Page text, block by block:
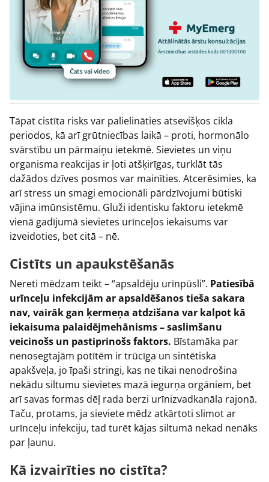
Tāpat cistīta risks var palielināties atsevišķos cikla
periodos, kā arī grūtniecības laikā – proti, hormonālo
svārstību un pārmaiņu ietekmē. Sievietes un viņu
organisma reakcijas ir ļoti atšķirīgas, turklāt tās
dažādos dzīves posmos var mainīties. Atcerēsimies, ka
arī stress un smagi emocionāli pārdzīvojumi būtiski
vājina imūnsistēmu. Gluži identisku faktoru ietekmē
vienā gadījumā sievietes urīnceļos iekaisums var
izveidoties, bet citā – nē.
Cistīts un apaukstēšanās
Nereti mēdzam teikt – “apsaldēju urīnpūsli”. Patiesībā
urīnceļu infekcijām ar apsaldēšanos tieša sakara
nav, vairāk gan ķermeņa atdzišana var kalpot kā
iekaisuma palaidējmehānisms – saslimšanu
veicinošs un pastiprinošs faktors. Bīstamāka par
nenosegtajām potītēm ir trūcīga un sintētiska
apakšveļa, jo īpaši stringi, kas ne tikai nenodrošina
nekādu siltumu sievietes mazā iegurņa orgāniem, bet
arī savas formas dēļ rada berzi urīnizvadkanāla rajonā.
Taču, protams, ja sieviete mēdz atkārtoti slimot ar
urīnceļu infekciju, tad turēt kājas siltumā nekad nenāks
par ļaunu.
Kā izvairīties no cistīta?